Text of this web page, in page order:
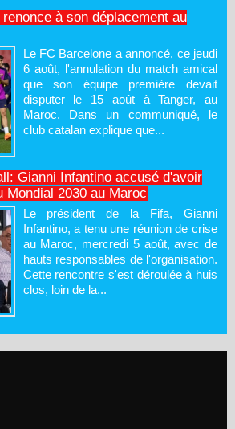
à son déplacement au
Le FC Barcelone a annoncé, ce jeudi
6 août, l'annulation du match amical
que son équipe première devait
disputer le 15 août à Tanger, au
Maroc. Dans un communiqué, le
club catalan explique que...
Gianni Infantino accusé d'avoir
Mondial 2030 au Maroc
Le président de la Fifa, Gianni
Infantino, a tenu une réunion de crise
au Maroc, mercredi 5 août, avec de
hauts responsables de l'organisation.
Cette rencontre s'est déroulée à huis
clos, loin de la...